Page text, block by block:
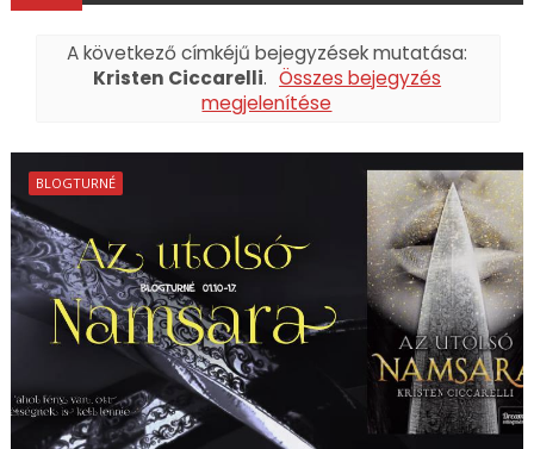
A következő címkéjű bejegyzések mutatása:
Kristen Ciccarelli. Összes bejegyzés
megjelenítése
BLOGTURNÉ